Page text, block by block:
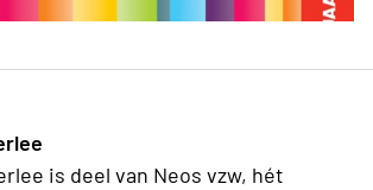
is deel van Neos vzw, hét